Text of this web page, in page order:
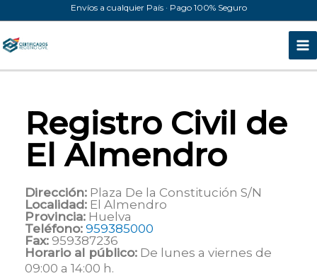
al
contenido
Envíos a cualquier País · Pago 100% Seguro
Registro Civil de
El Almendro
Dirección: Plaza De la Constitución S/N
Localidad: El Almendro
Provincia: Huelva
Teléfono: 959385000
Fax: 959387236
Horario al público: De lunes a viernes de
09:00 a 14:00 h.